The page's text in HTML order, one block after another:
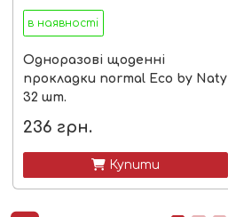
в наявності
Одноразові щоденні
прокладки normal Eco by Naty
32 шт.
236 грн.
 Купити